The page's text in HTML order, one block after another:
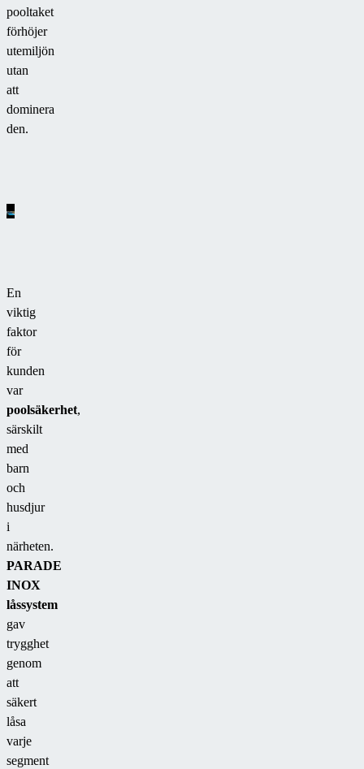
pooltaket
förhöjer
utemiljön
utan
att
dominera
den.
En
viktig
faktor
för
kunden
var
poolsäkerhet,
särskilt
med
barn
och
husdjur
i
närheten.
PARADE
INOX
låssystem
gav
trygghet
genom
att
säkert
låsa
varje
segment